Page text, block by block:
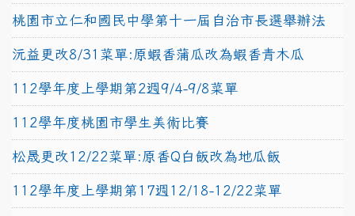
桃園市立仁和國民中學第十一屆自治市長選舉辦法
沅益更改8/31菜單:原蝦香蒲瓜改為蝦香青木瓜
112學年度上學期第2週9/4-9/8菜單
112學年度桃園市學生美術比賽
松晟更改12/22菜單:原香Q白飯改為地瓜飯
112學年度上學期第17週12/18-12/22菜單